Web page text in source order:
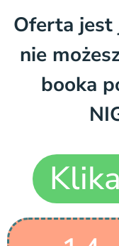
Oferta jest
nie
booka